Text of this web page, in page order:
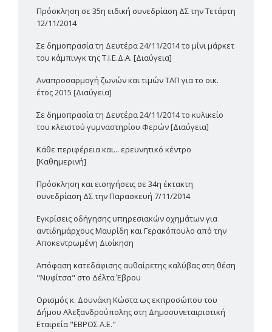
Πρόσκληση σε 35η ειδική συνεδρίαση ΔΣ την Τετάρτη
12/11/2014
Σε δημοπρασία τη Δευτέρα 24/11/2014 το μίνι μάρκετ
του κάμπινγκ της Τ.Ι.Ε.Δ.Α. [Διαύγεια]
Αναπροσαρμογή ζωνών και τιμών ΤΑΠ για το οικ.
έτος 2015 [Διαύγεια]
Σε δημοπρασία τη Δευτέρα 24/11/2014 το κυλικείο
του κλειστού γυμναστηρίου Φερών [Διαύγεια]
Κάθε περιφέρεια και... ερευνητικό κέντρο
[Καθημερινή]
Πρόσκληση και εισηγήσεις σε 34η έκτακτη
συνεδρίαση ΔΣ την Παρασκευή 7/11/2014
Εγκρίσεις οδήγησης υπηρεσιακών οχημάτων για
αντιδημάρχους Μαυρίδη και Γερακόπουλο από την
Αποκεντρωμένη Διοίκηση
Απόφαση κατεδάφισης αυθαίρετης καλύβας στη θέση
"Νυφίτσα" στο Δέλτα Έβρου
Ορισμός κ. Δουνάκη Κώστα ως εκπροσώπου του
Δήμου Αλεξανδρούπολης στη Δημοσυνεταιριστική
Εταιρεία "ΕΒΡΟΣ Α.Ε."